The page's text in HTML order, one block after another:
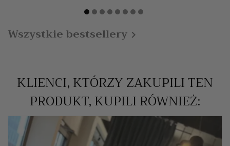
Wszystkie bestsellery 
KLIENCI, KTÓRZY ZAKUPILI TEN
PRODUKT, KUPILI RÓWNIEŻ: